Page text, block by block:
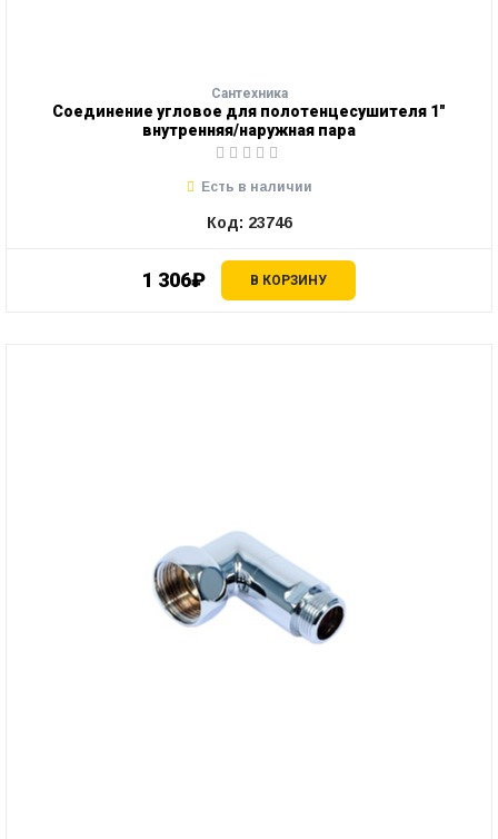
Сантехника
Соединение угловое для полотенцесушителя 1"
внутренняя/наружная пара
1 306₽ В КОРЗИНУ
Есть в наличии
Код: 23746